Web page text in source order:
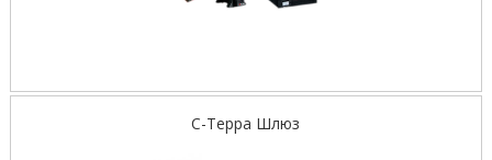
С-Терра Шлюз